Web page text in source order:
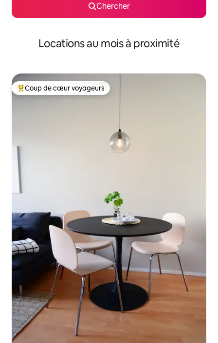
Chercher
Locations au mois à proximité
Coup de cœur voyageurs parmi les plus aimés
Coup de cœur voyageurs